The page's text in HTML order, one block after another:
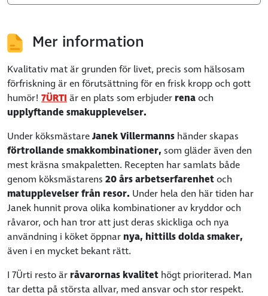
Mer information
Kvalitativ mat är grunden för livet, precis som hälsosam
förfriskning är en förutsättning för en frisk kropp och gott
humör! 7ÜRTIär en plats som erbjuderrenaoch
upplyftande smakupplevelser.
Under köksmästareJanek Villermanns händer skapas
förtrollande smakkombinationer, som gläder även den
mest kräsna smakpaletten. Recepten har samlats både
genom köksmästarens 20 års arbetserfarenhetoch
matupplevelser från resor. Under hela den här tiden har
Janek hunnit prova olika kombinationer av kryddor och
råvaror, och han tror att just deras skickliga och nya
användning i köket öppnarnya, hittills dolda smaker,
även i en mycket bekant rätt.
I 7Ürti resto ärråvarornas kvalitet högt prioriterad. Man
tar detta på största allvar, med ansvar och stor respekt.